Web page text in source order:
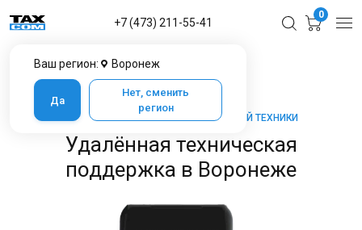
Ваш регион: Воронеж
Да
Нет, сменить
регион
+7 (473) 211-55-41
0
Главная
Услуги ЦТО в Воронеже
Удалённая техническая поддержка
ТАКСКОМ-КАССА — МАРКЕТ КАССОВОЙ ТЕХНИКИ
Удалённая техническая
поддержка в Воронеже